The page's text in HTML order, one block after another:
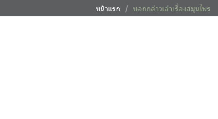
หน้าแรก บอกกล่าวเล่าเรื่องสมุนไพร